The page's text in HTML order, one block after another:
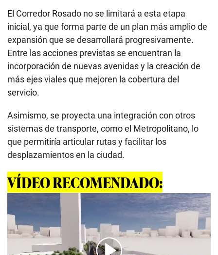
El Corredor Rosado no se limitará a esta etapa
inicial, ya que forma parte de un plan más amplio de
expansión que se desarrollará progresivamente.
Entre las acciones previstas se encuentran la
incorporación de nuevas avenidas y la creación de
más ejes viales que mejoren la cobertura del
servicio.
Asimismo, se proyecta una integración con otros
sistemas de transporte, como el Metropolitano, lo
que permitiría articular rutas y facilitar los
desplazamientos en la ciudad.
VÍDEO RECOMENDADO: